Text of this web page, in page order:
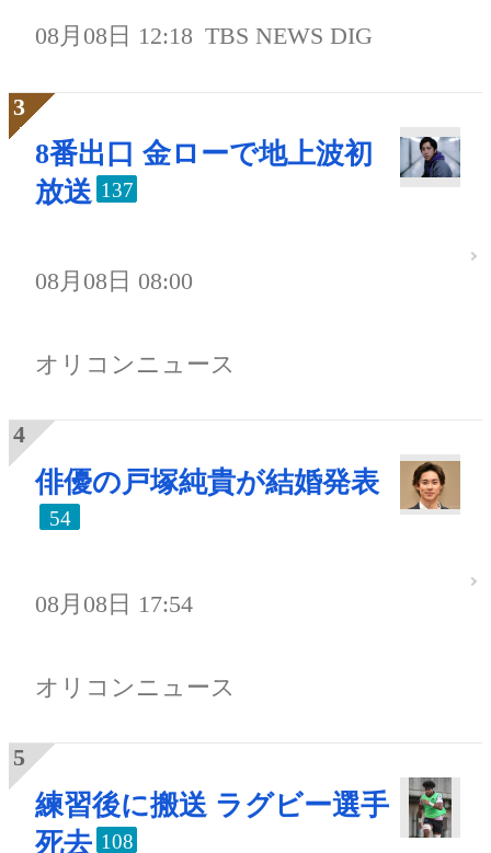
08月08日 12:18 TBS NEWS DIG
8番出口 金ローで地上波初
放送 137
08月08日 08:00
オリコンニュース
俳優の戸塚純貴が結婚発表
54
08月08日 17:54
オリコンニュース
練習後に搬送 ラグビー選手
死去 108